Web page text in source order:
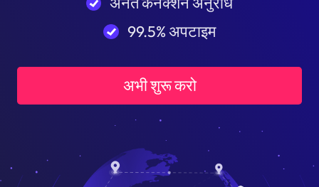
99.5% अपटाइम
अभी शुरू करो